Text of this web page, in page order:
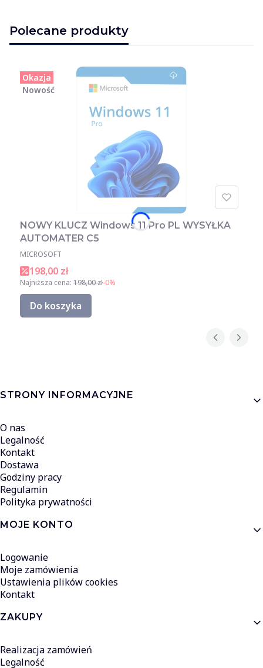
Polecane produkty
Okazja
Nowość
NOWY KLUCZ Windows 11 Pro PL WYSYŁKA
AUTOMATER C5
MICROSOFT
198,00 zł
Najniższa cena: 198,00 zł-0%
Do koszyka
Linki w stopce
STRONY INFORMACYJNE
O nas
Legalność
Kontakt
Dostawa
Godziny pracy
Regulamin
Polityka prywatności
MOJE KONTO
Logowanie
Moje zamówienia
Ustawienia plików cookies
Kontakt
ZAKUPY
Realizacja zamówień
Legalność